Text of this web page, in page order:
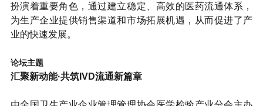
扮演着重要角色，通过建立稳定、高效的医药流通体系，
为生产企业提供销售渠道和市场拓展机遇，从而促进了产
业的快速发展。
论坛主题
汇聚新动能·共筑IVD流通新篇章